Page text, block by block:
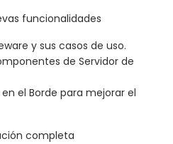
funcionalidades
y sus casos de uso.
de Servidor de
el Borde para mejorar el
completa